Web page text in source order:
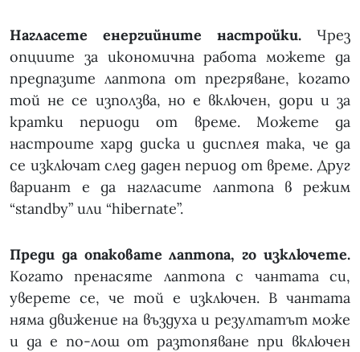
Нагласете енергийните настройки. Чрез
опциите за икономична работа можете да
предпазите лаптопа от прегряване, когато
той не се използва, но е включен, дори и за
кратки периоди от време. Можете да
настроите хард диска и дисплея така, че да
се изключат след даден период от време. Друг
вариант е да нагласите лаптопа в режим
“standby” или “hibernate”.
Преди да опаковате лаптопа, го изключете.
Когато пренасяте лаптопа с чантата си,
уверете се, че той е изключен. В чантата
няма движение на въздуха и резултатът може
и да е по-лош от разтопяване при включен